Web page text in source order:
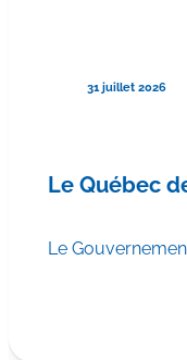
31 juillet 2026
Le Québec
Le